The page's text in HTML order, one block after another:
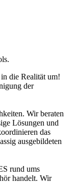
die Realität um!
der
Wir beraten
Lösungen und
das
ausgebildeten
rund ums
handelt. Wir